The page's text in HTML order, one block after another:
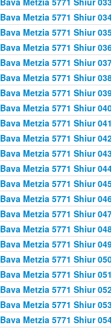
Bava Metzia 5771 Shiur
Bava Metzia 5771 Shiur
Bava Metzia 5771 Shiur
Bava Metzia 5771 Shiur
Bava Metzia 5771 Shiur
Bava Metzia 5771 Shiur
Bava Metzia 5771 Shiur
Bava Metzia 5771 Shiur
Bava Metzia 5771 Shiur
Bava Metzia 5771 Shiur
Bava Metzia 5771 Shiur
Bava Metzia 5771 Shiur
Bava Metzia 5771 Shiur
Bava Metzia 5771 Shiur
Bava Metzia 5771 Shiur
Bava Metzia 5771 Shiur
Bava Metzia 5771 Shiur
Bava Metzia 5771 Shiur
Bava Metzia 5771 Shiur
Bava Metzia 5771 Shiur
Bava Metzia 5771 Shiur